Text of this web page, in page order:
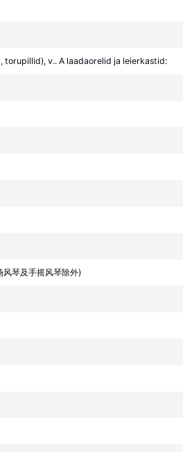
v.. A laadaorelid ja leierkastid:
风琴及手摇风琴除外)